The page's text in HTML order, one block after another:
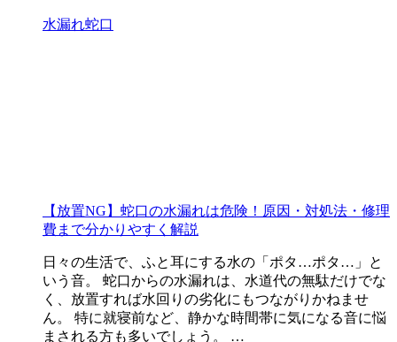
水漏れ蛇口
【放置NG】蛇口の水漏れは危険！原因・対処法・修理
費まで分かりやすく解説
日々の生活で、ふと耳にする水の「ポタ…ポタ…」と
いう音。 蛇口からの水漏れは、水道代の無駄だけでな
く、放置すれば水回りの劣化にもつながりかねませ
ん。 特に就寝前など、静かな時間帯に気になる音に悩
まされる方も多いでしょう。 …